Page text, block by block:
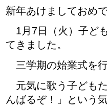
中庭改修工事
2016年7月19日
平成27年度
開します
新年あけましておめ
1月7日（火）子ど
てきました。
三学期の始業式を
元気に歌う子ども
んばるぞ！」という